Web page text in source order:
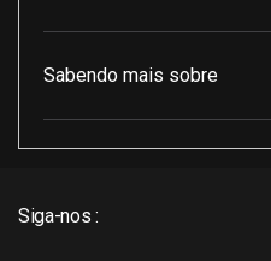
Sabendo mais sobre
Siga-nos :